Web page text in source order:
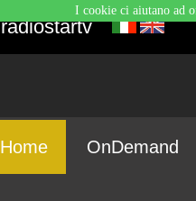
radiostartv
Home OnDemand
I cookie ci aiutano ad